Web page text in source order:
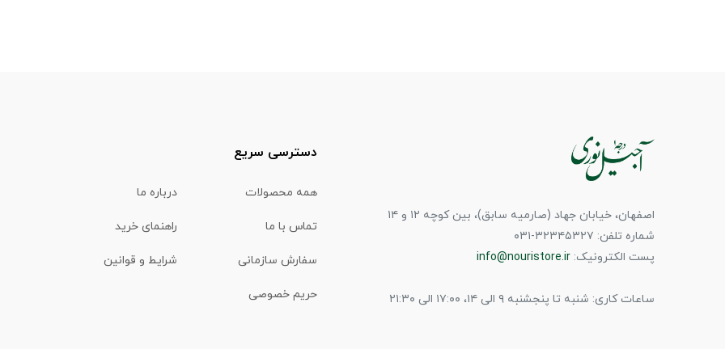
اصفهان، خیابان جهاد (صارمیه سابق)، بین کوچه ۱۲ و ۱۴
شماره تلفن: ۳۲۳۴۵۳۲۷-۰۳۱
پست الکترونیک: info@nouristore.ir
ساعات کاری: شنبه تا پنجشنبه ۹ الی ۱۴، ۱۷:۰۰ الی ۲۱:۳۰
دسترسی سریع
همه محصولات درباره ما
تماس با ما راهنمای خرید
سفارش سازمانی شرایط و قوانین
حریم خصوصی